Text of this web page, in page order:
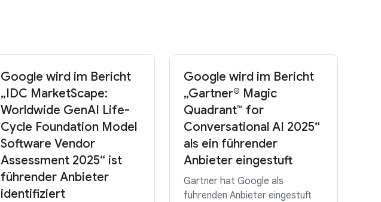
Google wird im Bericht
„IDC MarketScape:
Worldwide GenAI Life-
Cycle Foundation Model
Software Vendor
Assessment 2025“ ist
führender Anbieter
identifiziert
Google wird im Bericht
„Gartner® Magic
Quadrant™ for
Conversational AI 2025“
als ein führender
Anbieter eingestuft
Gartner hat Google als
führenden Anbieter eingestuft